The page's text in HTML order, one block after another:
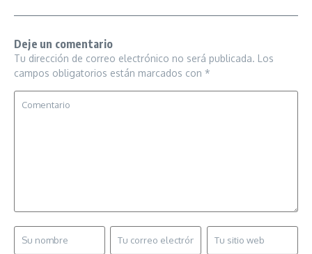
Deje un comentario
Tu dirección de correo electrónico no será publicada. Los
campos obligatorios están marcados con *